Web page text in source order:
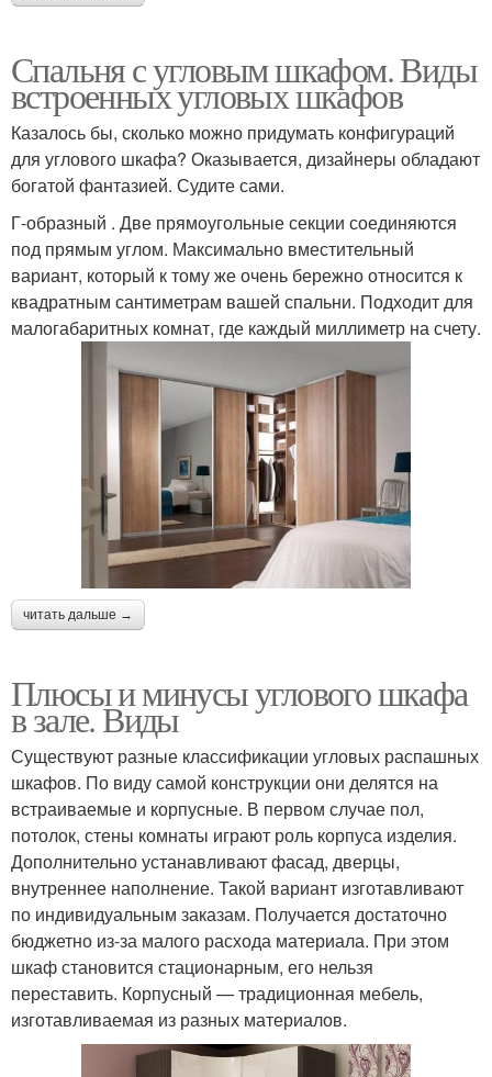
Спальня с угловым шкафом. Виды
встроенных угловых шкафов
Казалось бы, сколько можно придумать конфигураций
для углового шкафа? Оказывается, дизайнеры обладают
богатой фантазией. Судите сами.
Г-образный . Две прямоугольные секции соединяются
под прямым углом. Максимально вместительный
вариант, который к тому же очень бережно относится к
квадратным сантиметрам вашей спальни. Подходит для
малогабаритных комнат, где каждый миллиметр на счету.
читать дальше →
Плюсы и минусы углового шкафа
в зале. Виды
Существуют разные классификации угловых распашных
шкафов. По виду самой конструкции они делятся на
встраиваемые и корпусные. В первом случае пол,
потолок, стены комнаты играют роль корпуса изделия.
Дополнительно устанавливают фасад, дверцы,
внутреннее наполнение. Такой вариант изготавливают
по индивидуальным заказам. Получается достаточно
бюджетно из-за малого расхода материала. При этом
шкаф становится стационарным, его нельзя
переставить. Корпусный — традиционная мебель,
изготавливаемая из разных материалов.